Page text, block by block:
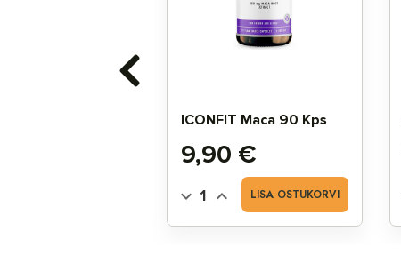
ICONFIT Maca 90 Kps
Hind
9,90 €
LISA OSTUKORVI